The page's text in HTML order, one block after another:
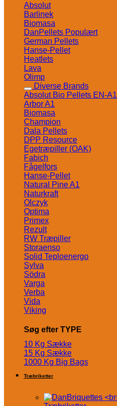
Absolut
Barlinek
Biomasa
DanPellets
German Pellets
Hanse-Pellet
Heatlets
Lava
Olimp
Diverse Brands
Absolut Bio Pellets EN-A1
Arbor A1
Biomasa
Champion
Dala Pellets
DPP Resource
Egetræpiller (OAK)
Fabich
Fågelfors
Hanse-Pellet
Natural Pine A1
Naturkraft
Olczyk
Optima
Primex
Rezult
RW Træpiller
Storaenso
Solid Teploenergo
Sylva
Södra
Varga
Verba
Vida
Viking
Søg efter TYPE
10 Kg Sække
15 Kg Sække
1000 Kg Big Bags
Træbriketter